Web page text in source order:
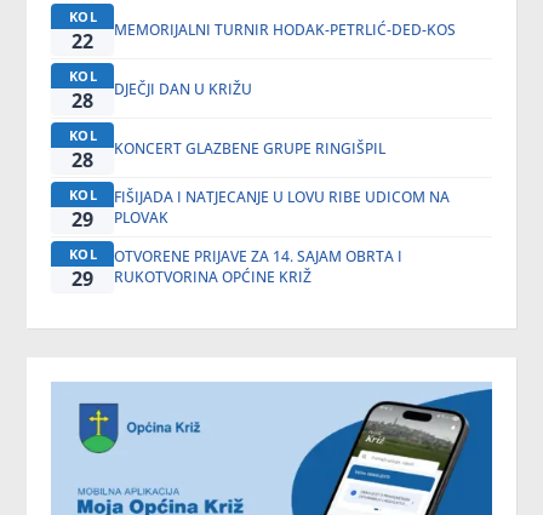
KOL
22 MEMORIJALNI TURNIR HODAK-PETRLIĆ-DED-KOS
KOL
28 DJEČJI DAN U KRIŽU
KOL
28 KONCERT GLAZBENE GRUPE RINGIŠPIL
KOL
29
FIŠIJADA I NATJECANJE U LOVU RIBE UDICOM NA
PLOVAK
KOL
29
OTVORENE PRIJAVE ZA 14. SAJAM OBRTA I
RUKOTVORINA OPĆINE KRIŽ